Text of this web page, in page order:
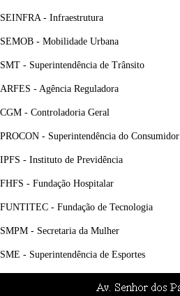
SEINFRA - Infraestrutura
SEMOB - Mobilidade Urbana
SMT - Superintendência de Trânsito
ARFES - Agência Reguladora
CGM - Controladoria Geral
PROCON - Superintendência do Consumidor
IPFS - Instituto de Previdência
FHFS - Fundação Hospitalar
FUNTITEC - Fundação de Tecnologia
SMPM - Secretaria da Mulher
SME - Superintendência de Esportes